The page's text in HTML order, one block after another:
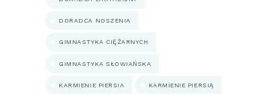
DORADCA NOSZENIA
GIMNASTYKA CIĘŻARNYCH
GIMNASTYKA SŁOWIAŃSKA
KARMIENIE PIERSIA KARMIENIE PIERSIĄ